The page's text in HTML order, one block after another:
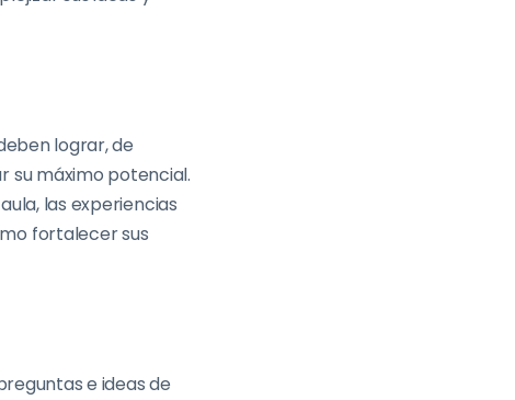
nlograr, de
su máximo potencial.
las experiencias
fortalecer sus
e ideas de